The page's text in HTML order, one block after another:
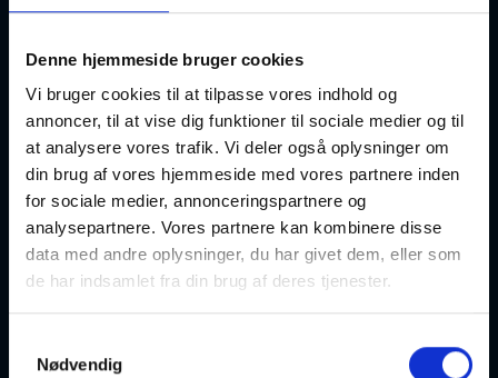
Denne hjemmeside bruger cookies
Vi bruger cookies til at tilpasse vores indhold og
annoncer, til at vise dig funktioner til sociale medier og til
at analysere vores trafik. Vi deler også oplysninger om
din brug af vores hjemmeside med vores partnere inden
for sociale medier, annonceringspartnere og
analysepartnere. Vores partnere kan kombinere disse
data med andre oplysninger, du har givet dem, eller som
de har indsamlet fra din brug af deres tjenester.
Nødvendig
Gotvedgymnastik
02-09-2026 10:00 Onsdag
Frederiksberg Optager løbende
Go Crazy in Akvarel
02-09-2026